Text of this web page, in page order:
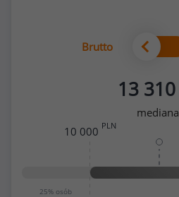
Brutto
13 310
mediana
25% osób
10 000 PLN